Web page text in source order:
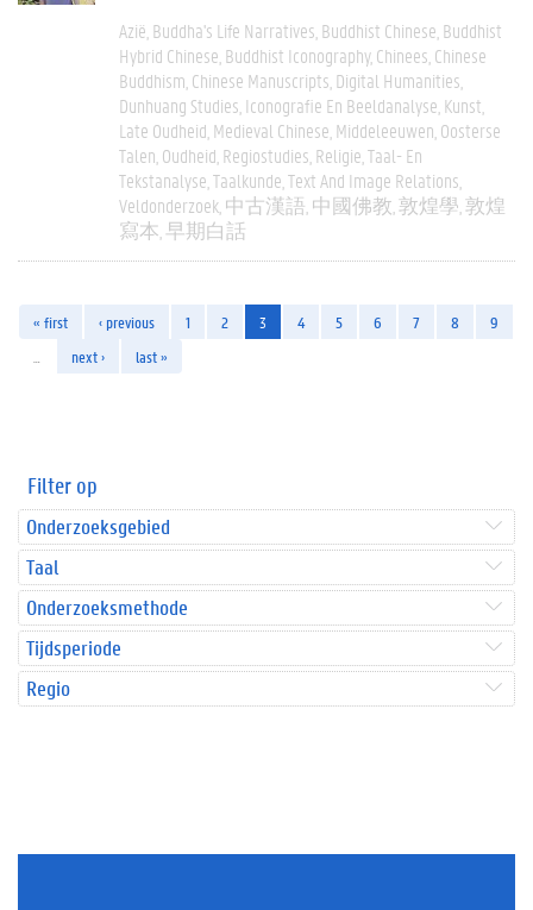
Azië Buddha's Life Narratives Buddhist Chinese Buddhist
Hybrid Chinese Buddhist Iconography Chinees Chinese
Buddhism Chinese Manuscripts Digital Humanities
Dunhuang Studies Iconografie En Beeldanalyse Kunst
Late Oudheid Medieval Chinese Middeleeuwen Oosterse
Talen Oudheid Regiostudies Religie Taal- En
Tekstanalyse Taalkunde Text And Image Relations
Veldonderzoek 中古漢語 中國佛教 敦煌學 敦煌
寫本 早期白話
« first ‹ previous 1 2 3 4 5 6 7 8
9
next › last »
Filter op
Onderzoeksgebied
Taal
Onderzoeksmethode
Tijdsperiode
Regio